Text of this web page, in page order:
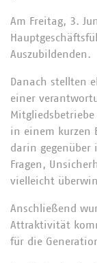
Am Freitag, 3.
Auszubildenden.
Danach stellten
einer
in einem kurzen
darin gegenüber
Fragen,
vielleicht
Anschließend
Attraktivität
für die